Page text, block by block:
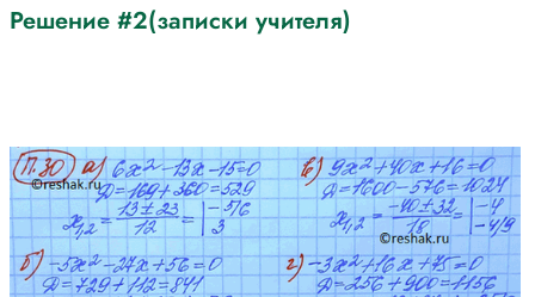
Решение #2(записки учителя)